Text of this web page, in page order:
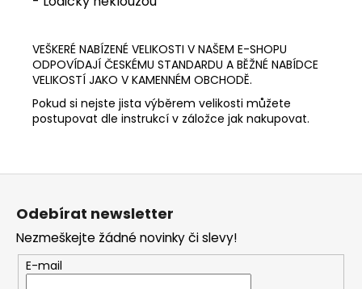
VEŠKERÉ NABÍZENÉ VELIKOSTI V NAŠEM E-SHOPU
ODPOVÍDAJÍ ČESKÉMU STANDARDU A BĚŽNÉ NABÍDCE
VELIKOSTÍ JAKO V KAMENNÉM OBCHODĚ.
Pokud si nejste jista výběrem velikosti můžete
postupovat dle instrukcí v záložce jak nakupovat.
Z
Odebírat newsletter
Nezmeškejte žádné novinky či slevy!
E-mail